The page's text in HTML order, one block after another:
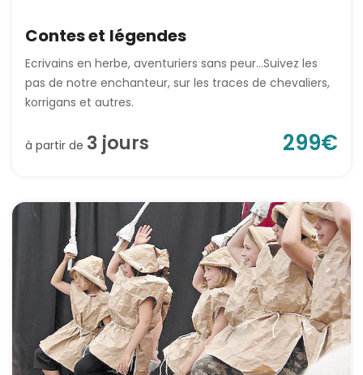
Contes et légendes
Ecrivains en herbe, aventuriers sans peur…Suivez les
pas de notre enchanteur, sur les traces de chevaliers,
korrigans et autres.
à partir de 3 jours 299€